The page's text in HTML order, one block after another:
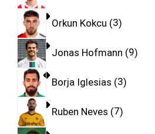
Orkun Kokcu 3
Jonas Hofmann 9
Borja Iglesias 3
Ruben Neves 7